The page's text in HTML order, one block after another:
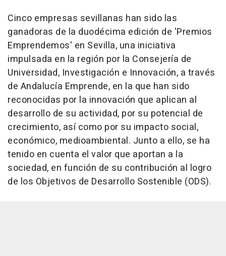
Cinco empresas sevillanas han sido las
ganadoras de la duodécima edición de 'Premios
Emprendemos' en Sevilla, una iniciativa
impulsada en la región por la Consejería de
Universidad, Investigación e Innovación, a través
de Andalucía Emprende, en la que han sido
reconocidas por la innovación que aplican al
desarrollo de su actividad, por su potencial de
crecimiento, así como por su impacto social,
económico, medioambiental. Junto a ello, se ha
tenido en cuenta el valor que aportan a la
sociedad, en función de su contribución al logro
de los Objetivos de Desarrollo Sostenible (ODS).